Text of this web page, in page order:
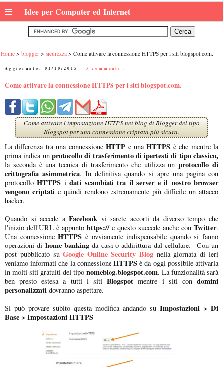
≡ Idee per Computer ed Internet
Home blogger sicurezza Come attivare la connessione HTTPS per i siti blogspot.com.
Aggiornato: 01/10/2015 3 commenti :
Come attivare la connessione HTTPS per i siti blogspot.com.
Come attivare l'impostazione HTTPS nei blog di Blogger del tipo
Blogspot per una connessione criptata più sicura.
La differenza tra una connessioneHTTP e unaHTTPS è che mentre la
prima indica un protocollo di trasferimento di ipertesti di tipo classico,
la seconda è una tecnica di trasferimento che utilizza unprotocollo di
crittografia asimmetrica. In definitiva quando si apre una pagina con
protocolloHTTPS idati scambiati tra il server e il nostro browser
vengono criptati e quindi rendono estremamente più difficile un attacco
hacker.
Quando si accede aFacebook vi sarete accorti da diverso tempo che
l'inizio dell'URL è appunto https://e questo succede anche conTwitter.
Una connessioneHTTPS è ovviamente indispensabile quando si fanno
operazioni di home banking da casa o addirittura dal cellulare. Con un
post pubblicato suGoogle Online Security Blognella giornata di ieri
veniamo informati che la connessione HTTPSè da oggi possibile attivarla
in molti siti gratuiti del tipo nomeblog.blogspot.com. La funzionalità sarà
ben presto estesa a tutti i siti Blogspot mentre i siti condomini
personalizzati dovranno aspettare.
Si può provare subito questa modifica andando su Impostazioni > Di
Base > Impostazioni HTTPS